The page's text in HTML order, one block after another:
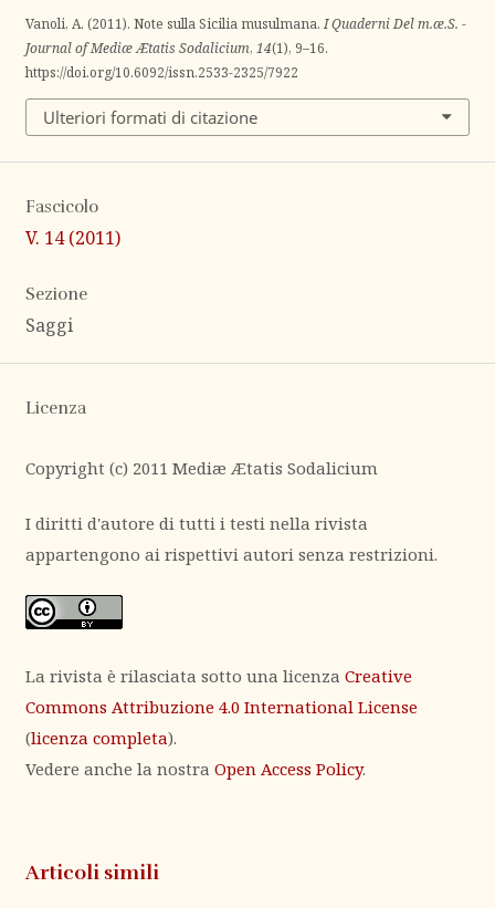
Vanoli, A. (2011). Note sulla Sicilia musulmana.I Quaderni Del m.æ.S. -
Journal of Mediæ Ætatis Sodalicium, 14(1), 9–16.
https://doi.org/10.6092/issn.2533-2325/7922
Ulteriori formati di citazione
Fascicolo
V. 14 (2011)
Sezione
Saggi
Licenza
Copyright (c) 2011 Mediæ Ætatis Sodalicium
I diritti d'autore di tutti i testi nella rivista
appartengono ai rispettivi autori senza restrizioni.
La rivista è rilasciata sotto una licenza Creative
Commons Attribuzione 4.0 International License
(licenza completa).
Vedere anche la nostra Open Access Policy.
Articoli simili